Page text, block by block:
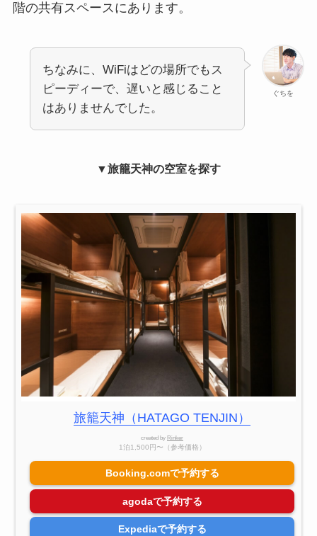
階の共有スペースにあります。
ぐちを
ちなみに、WiFiはどの場所でもス
ピーディーで、遅いと感じること
はありませんでした。
▼旅籠天神の空室を探す
旅籠天神（HATAGO TENJIN）
created by Rinker
1泊1,500円〜（参考価格）
Booking.comで予約する
agodaで予約する
Expediaで予約する